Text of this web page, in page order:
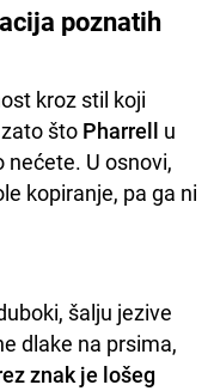
poznatih
kroz stil koji
što Pharrell u
U osnovi,
kopiranje, pa ga ni
šalju jezive
dlake na prsima,
znak je lošeg